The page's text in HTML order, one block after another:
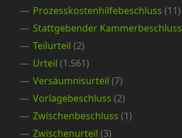
Prozesskostenhilfebeschluss (11)
Stattgebender Kammerbeschluss
Teilurteil (2)
Urteil (1.561)
Versäumnisurteil (7)
Vorlagebeschluss (2)
Zwischenbeschluss (1)
Zwischenurteil (3)